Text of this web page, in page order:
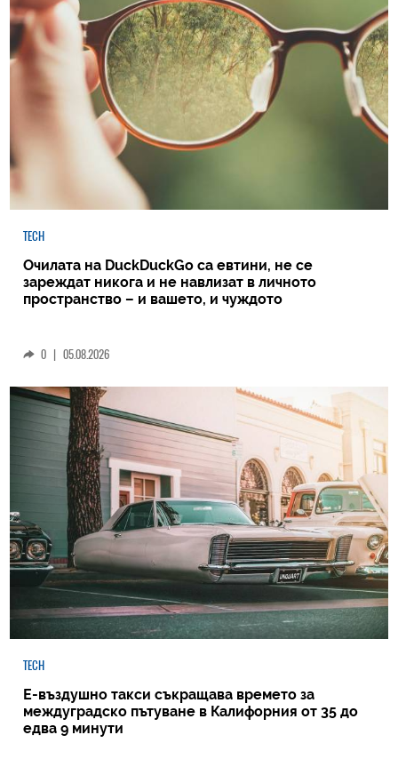
TECH
Очилата на DuckDuckGo са евтини, не се
зареждат никога и не навлизат в личното
пространство – и вашето, и чуждото
0 | 05.08.2026
TECH
Е-въздушно такси съкращава времето за
междуградско пътуване в Калифорния от 35 до
едва 9 минути